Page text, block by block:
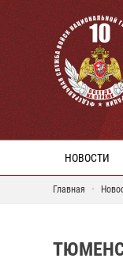
НОВОСТИ
Главная